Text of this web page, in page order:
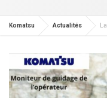
Komatsu Actualités